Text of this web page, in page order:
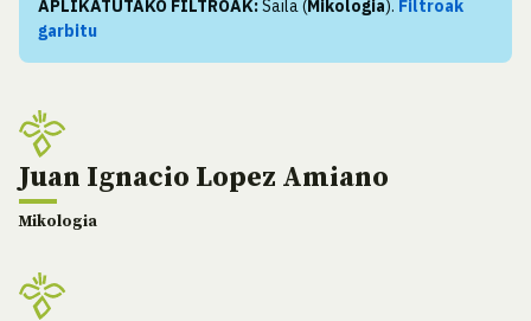
APLIKATUTAKO FILTROAK:Saila (Mikologia). Filtroak
garbitu
Juan Ignacio Lopez Amiano
Mikologia